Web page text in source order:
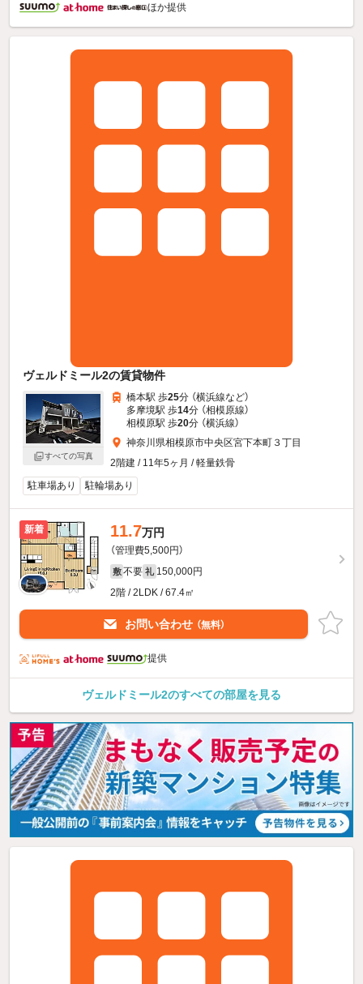
ほか提供
ヴェルドミール2の賃貸物件
すべての写真
橋本駅 歩25分 （横浜線など）
多摩境駅 歩14分 （相模原線）
相模原駅 歩20分 （横浜線）
神奈川県相模原市中央区宮下本町３丁目
2階建 / 11年5ヶ月 / 軽量鉄骨
駐車場あり
駐輪場あり
新着 11.7万円
（管理費5,500円）
敷 不要 礼 150,000円
2階 / 2LDK / 67.4㎡
お問い合わせ （無料）
提供
ヴェルドミール2のすべての部屋を見る